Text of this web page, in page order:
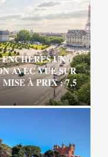
UN
AVEC VUE SUR
MISE À PRIX : 7,5